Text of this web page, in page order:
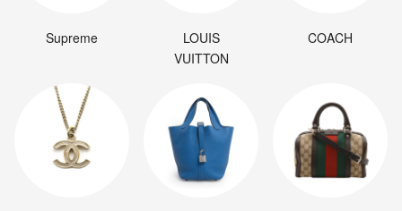
Supreme
LOUIS
VUITTON
COACH